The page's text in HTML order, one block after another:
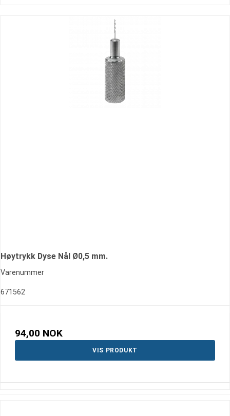
Høytrykk Dyse Nål Ø0,5 mm.
Varenummer
671562
94,00 NOK
VIS PRODUKT